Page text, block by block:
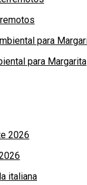
para Margarita